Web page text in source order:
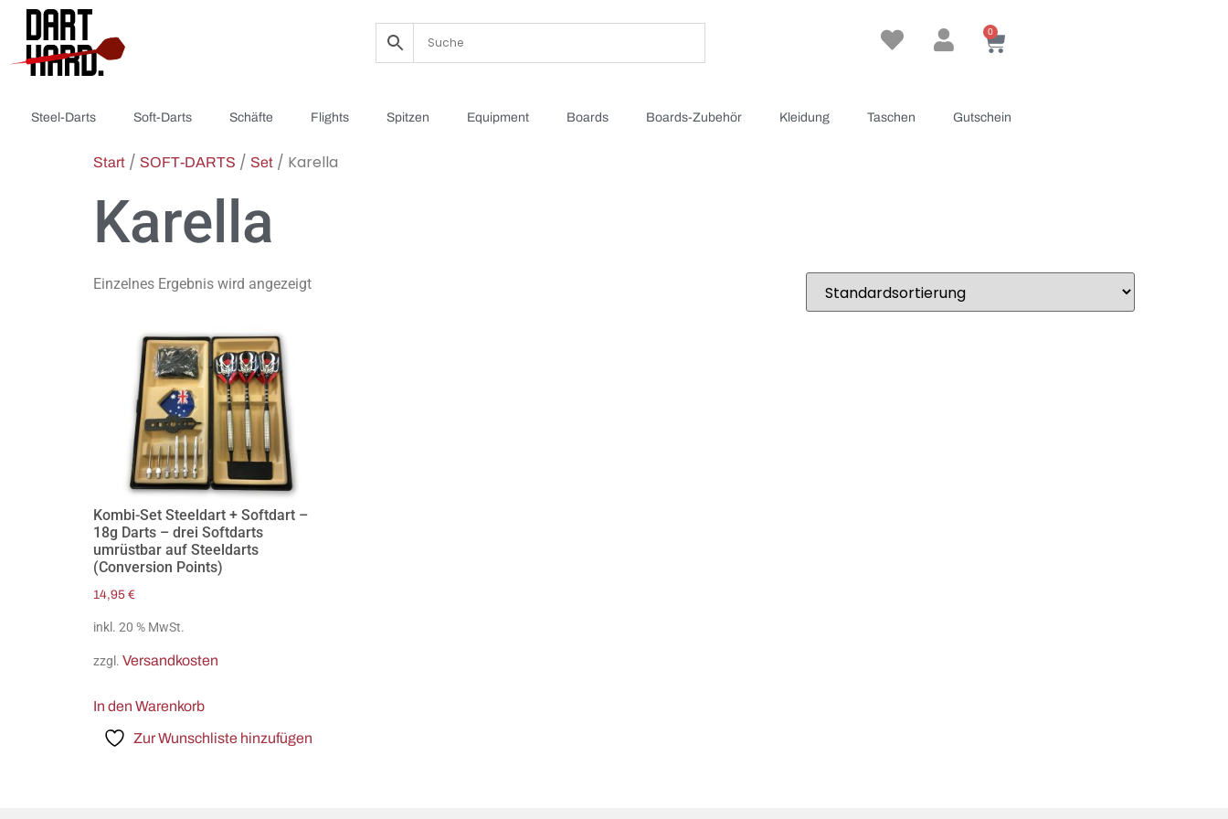
0
Steel-Darts Soft-Darts Schäfte Flights Spitzen Equipment Boards Boards-Zubehör Kleidung Taschen Gutschein
Start / SOFT-DARTS / Set / Karella
Karella
Einzelnes Ergebnis wird angezeigt
Kombi-Set Steeldart + Softdart –
18g Darts – drei Softdarts
umrüstbar auf Steeldarts
(Conversion Points)
14,95 €
inkl. 20 % MwSt.
zzgl. Versandkosten
In den Warenkorb
Zur Wunschliste hinzufügen